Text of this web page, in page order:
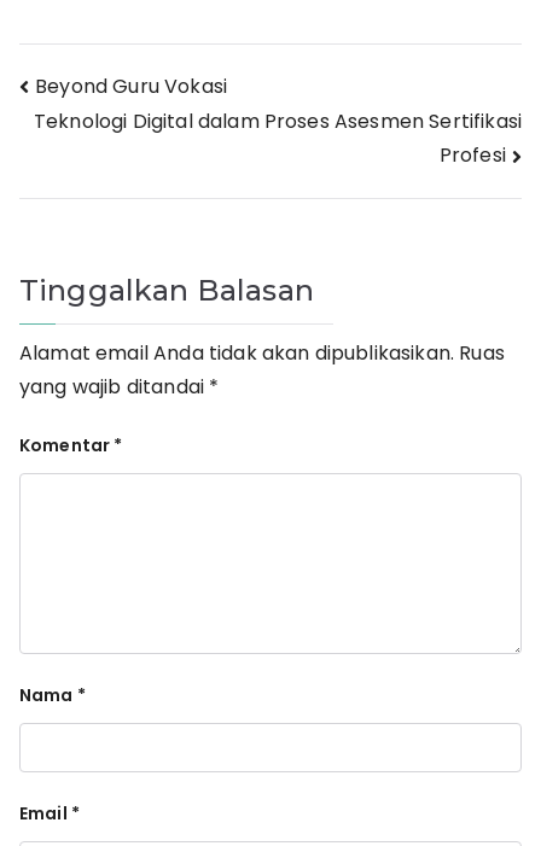
Navigasi
pos
Beyond Guru Vokasi
Teknologi Digital dalam Proses Asesmen Sertifikasi
Profesi
Tinggalkan Balasan
Alamat email Anda tidak akan dipublikasikan. Ruas
yang wajib ditandai *
Komentar *
Nama *
Email *